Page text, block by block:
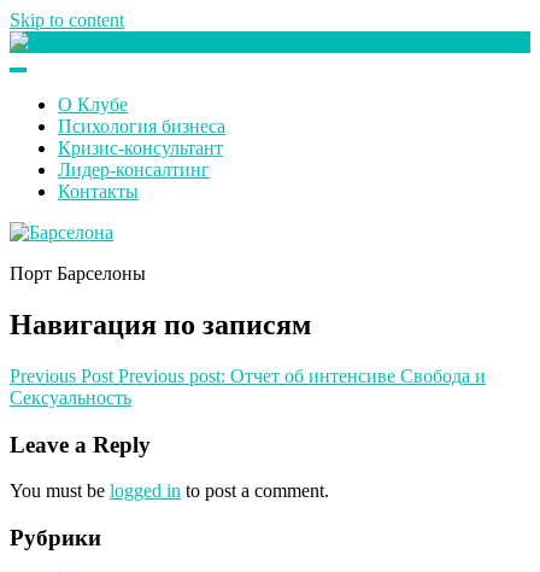
Skip to content
О Клубе
Психология бизнеса
Кризис-консультант
Лидер-консалтинг
Контакты
Порт Барселоны
Навигация по записям
Previous Post Previous post: Отчет об интенсиве Свобода и
Сексуальность
Leave a Reply
You must be logged in to post a comment.
Рубрики